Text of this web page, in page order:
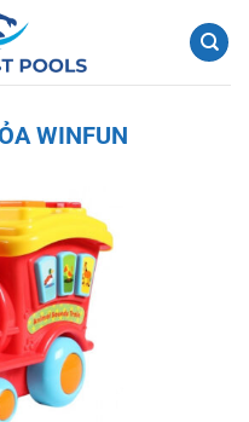
WINFUN